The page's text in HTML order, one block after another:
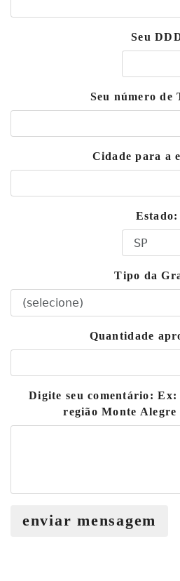
Seu
Seu número de
Cidade para a
Estado:
Tipo da
Quantidade
Digite seu comentário: Ex:
região Monte Alegre
enviar mensagem